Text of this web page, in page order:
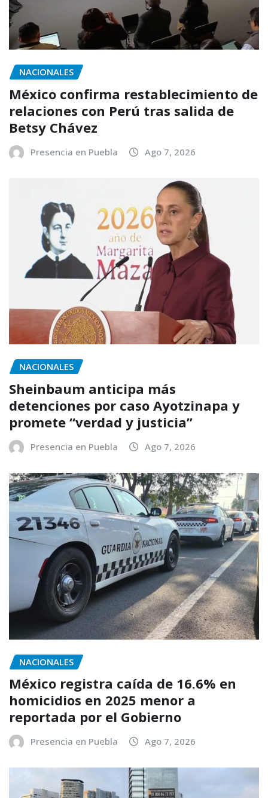
NACIONALES
México confirma restablecimiento de
relaciones con Perú tras salida de
Betsy Chávez
Presencia en Puebla Ago 7, 2026
NACIONALES
Sheinbaum anticipa más
detenciones por caso Ayotzinapa y
promete “verdad y justicia”
Presencia en Puebla Ago 7, 2026
NACIONALES
México registra caída de 16.6% en
homicidios en 2025 menor a
reportada por el Gobierno
Presencia en Puebla Ago 7, 2026